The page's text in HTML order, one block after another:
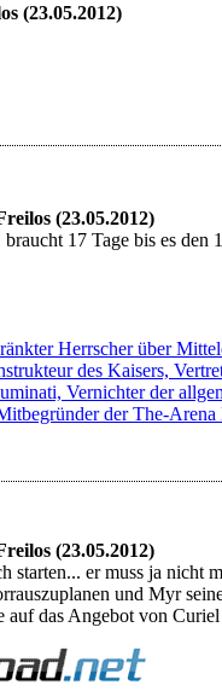
(23.05.2012)
(23.05.2012)
17 Tage bis es den
Herrscher über
des Kaisers,
Vernichter der
der The-
(23.05.2012)
starten... er muss ja nicht
und Myr
auf das Angebot von